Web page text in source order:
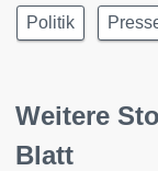
Politik
Weitere
Blatt